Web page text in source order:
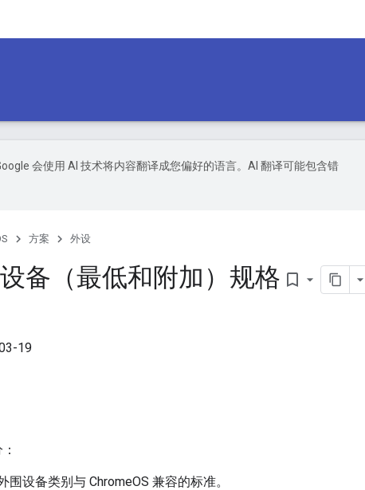
会使用 AI 技术将内容翻译成您偏好的语言。AI 翻译可能包含错
方案 外设
备（最低和附加）规格 bookmark_border
19
围设备类别与 ChromeOS 兼容的标准。